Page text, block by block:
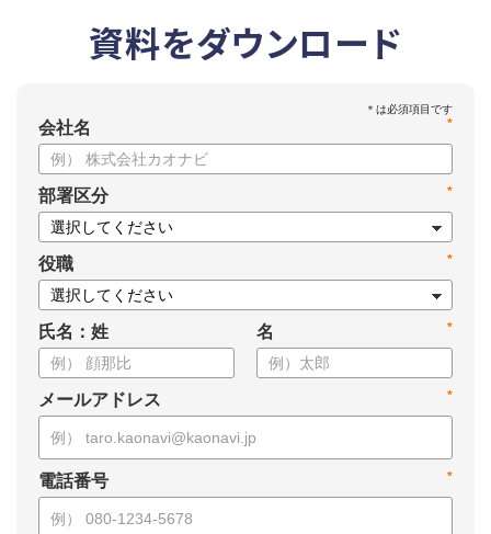
資料をダウンロード
*
会社名
*
部署区分
*
役職
氏名：姓 *
名
*
メールアドレス
*
電話番号